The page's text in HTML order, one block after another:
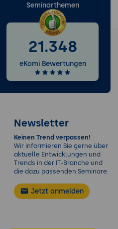
Seminarthemen
21.348
eKomi Bewertungen
Newsletter
Keinen Trend verpassen!
Wir informieren Sie gerne über
aktuelle Entwicklungen und
Trends in der IT-Branche und
die dazu passenden Seminare.
Jetzt anmelden